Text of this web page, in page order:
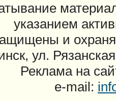
указанием
и
ул.
Реклама на
e-mail: